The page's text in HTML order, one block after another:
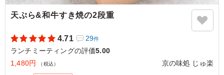
天ぷら&和牛すき焼の2段重
4.71 29件
ランチミーティングの評価5.00
1,480円
（税込） 京の味処 じゅ楽